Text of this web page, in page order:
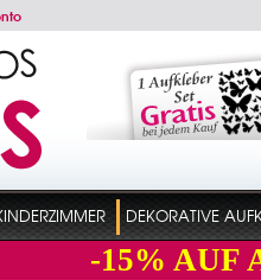
DEKORATIVE
-15% AUF